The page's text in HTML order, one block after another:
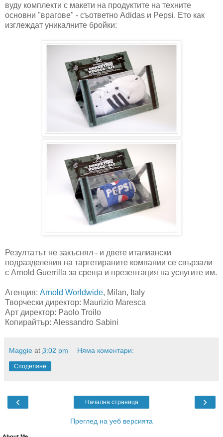
вуду комплекти с макети на продуктите на техните
основни "врагове" - съответно Adidas и Pepsi. Ето как
изглеждат уникалните бройки:
Резултатът не закъснял - и двете италиански
подразделения на таргетираните компании се свързали
с Arnold Guerrilla за среща и презентация на услугите им.
Агенция: Arnold Worldwide, Milan, Italy
Творчески директор: Maurizio Maresca
Арт директор: Paolo Troilo
Копирайтър: Alessandro Sabini
Maggie at 3:02 pm Няма коментари:
Споделяне
‹ ›
Начална страница
Преглед на уеб версията